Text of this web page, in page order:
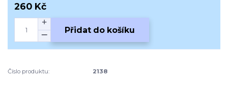
260 Kč
Přidat do košíku
Číslo produktu: 2138